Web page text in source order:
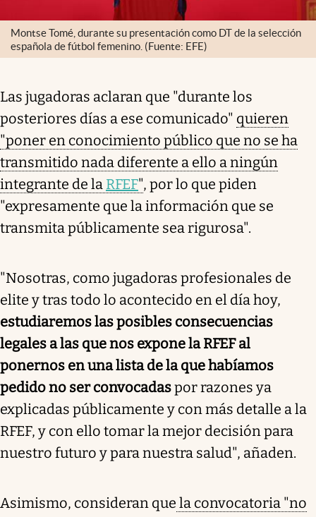
Montse Tomé, durante su presentación como DT de la selección
española de fútbol femenino. (Fuente: EFE)
Las jugadoras aclaran que "durante los
posteriores días a ese comunicado" quieren
"poner en conocimiento público que no se ha
transmitido nada diferente a ello a ningún
integrante de la RFEF", por lo que piden
"expresamente que la información que se
transmita públicamente sea rigurosa".
"Nosotras, como jugadoras profesionales de
elite y tras todo lo acontecido en el día hoy,
estudiaremos las posibles consecuencias
legales a las que nos expone la RFEF al
ponernos en una lista de la que habíamos
pedido no ser convocadaspor razones ya
explicadas públicamente y con más detalle a la
RFEF, y con ello tomar la mejor decisión para
nuestro futuro y para nuestra salud", añaden.
Asimismo, consideran que la convocatoria "no